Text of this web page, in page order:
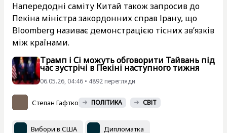
Напередодні саміту Китай також запросив до
Пекіна міністра закордонних справ Ірану, що
Bloomberg називає демонстрацією тісних зв’язків
між країнами.
Трамп і Сі можуть обговорити Тайвань під
час зустрічі в Пекіні наступного тижня
06.05.26, 04:46 • 4892 перегляди
Степан Гафтко ПОЛІТИКА СВІТ
Вибори в США Дипломатка